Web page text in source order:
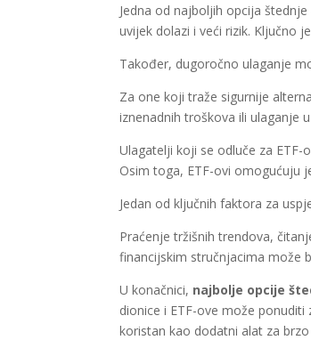
Jedna od najboljih opcija
uvijek dolazi i veći rizik. Ključno
Također, dugoročno ulaganje
Za one koji traže sigurnije
iznenadnih troškova ili ulaganje
Ulagatelji koji se odluče za
Osim toga, ETF-ovi omogućuju
Jedan od ključnih faktora za
Praćenje tržišnih trendova,
financijskim stručnjacima može
U konačnici, najbolje opcije
dionice i ETF-ove može
koristan kao dodatni alat za